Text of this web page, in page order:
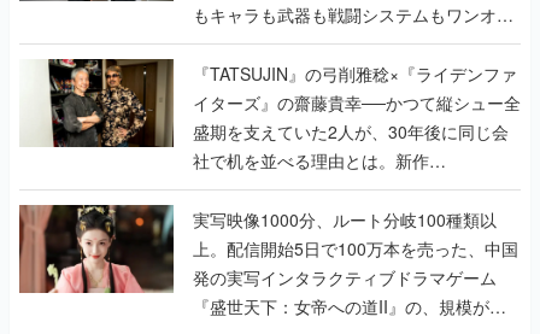
もキャラも武器も戦闘システムもワンオフ
で作り込まれた理由を両ディレクターに聞
く
『TATSUJIN』の弓削雅稔×『ライデンファ
イターズ』の齋藤貴幸──かつて縦シュー全
盛期を支えていた2人が、30年後に同じ会
社で机を並べる理由とは。新作
『TATSUJIN EXTREME』で初タッグを組
んだレジェンド2人に訊く開発秘話
実写映像1000分、ルート分岐100種類以
上。配信開始5日で100万本を売った、中国
発の実写インタラクティブドラマゲーム
『盛世天下：女帝への道II』の、規模が違